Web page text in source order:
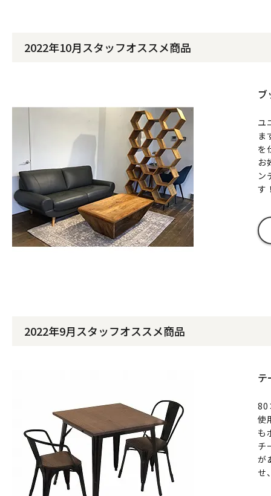
2022年10月スタッフオススメ商品
ブ
ユ
ま
を
お
ン
す
2022年9月スタッフオススメ商品
テ
使
も
チ
が
せ